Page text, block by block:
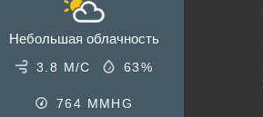
Небольшая облачность
3.8 М/С 63%
764 MMHG